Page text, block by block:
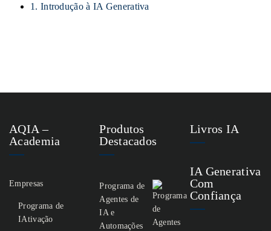
1. Introdução à IA Generativa
AQIA –
Academia
Empresas
Programa de
IAtivação
Produtos
Destacados
Programa de
Agentes de
IA e
Automações
Livros IA
IA Generativa
Com
Confiança